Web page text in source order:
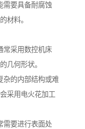
要具备耐腐蚀
材料。
采用数控机床
几何形状。
的内部结构或难
采用电火花加工
要进行表面处